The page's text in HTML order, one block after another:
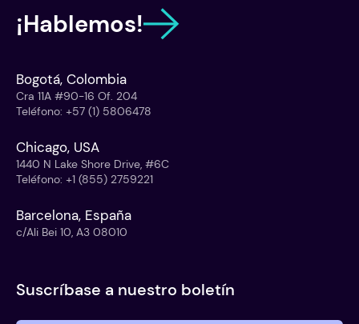
¡Hablemos!
Bogotá, Colombia
Cra 11A #90-16 Of. 204
Teléfono: +57 (1) 5806478
Chicago, USA
1440 N Lake Shore Drive, #6C
Teléfono: +1 (855) 2759221
Barcelona, España
c/Ali Bei 10, A3 08010
Suscríbase a nuestro boletín